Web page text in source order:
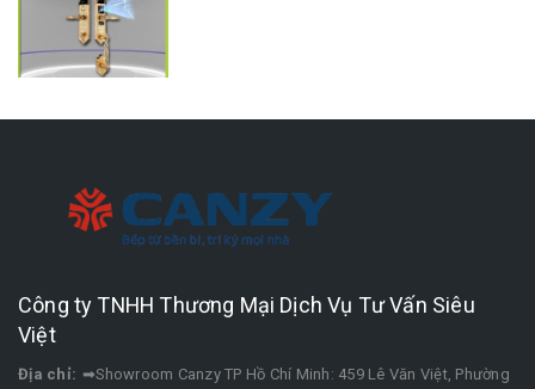
Công ty TNHH Thương Mại Dịch Vụ Tư Vấn Siêu
Việt
Địa chỉ: ➡Showroom Canzy TP Hồ Chí Minh: 459 Lê Văn Việt, Phường